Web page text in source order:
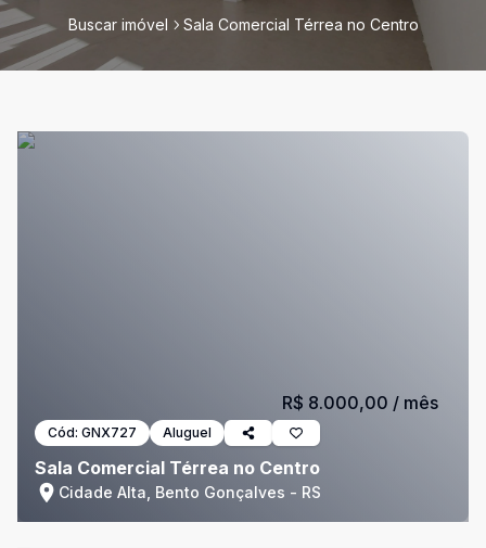
Buscar imóvel Sala Comercial Térrea no Centro
Cód: GNX727 Aluguel
Sala Comercial Térrea no Centro
Cidade Alta, Bento Gonçalves - RS
R$ 8.000,00 / mês